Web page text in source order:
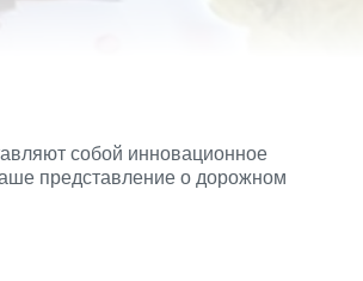
собой инновационное
представление о дорожном